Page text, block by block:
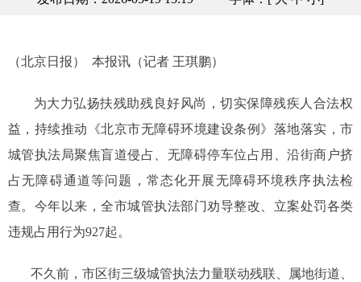
（北京日报） 本报讯（记者 王琪鹏）
为大力弘扬扶残助残良好风尚，切实保障残疾人合法权
益，持续推动《北京市无障碍环境建设条例》落地落实，市
城管执法局聚焦盲道侵占、无障碍停车位占用、沿街商户挤
占无障碍通道等问题，常态化开展无障碍环境秩序执法检
查。今年以来，全市城管执法部门劝导整改、立案处罚各类
违规占用行为927起。
不久前，市区街三级城管执法力量联动残联、属地街道、